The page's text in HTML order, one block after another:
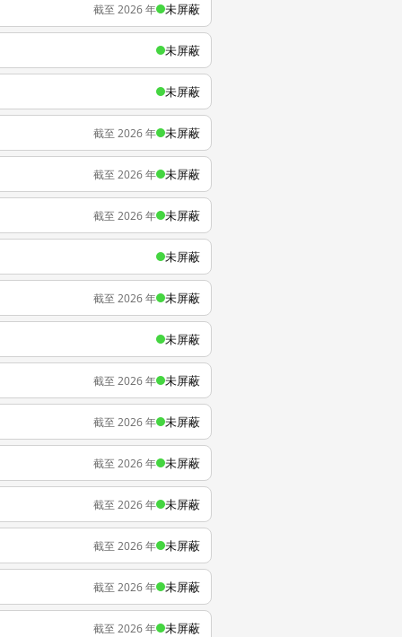
截至 2026 年 未屏蔽
未屏蔽
未屏蔽
截至 2026 年 未屏蔽
截至 2026 年 未屏蔽
截至 2026 年 未屏蔽
未屏蔽
截至 2026 年 未屏蔽
未屏蔽
截至 2026 年 未屏蔽
截至 2026 年 未屏蔽
截至 2026 年 未屏蔽
截至 2026 年 未屏蔽
截至 2026 年 未屏蔽
截至 2026 年 未屏蔽
截至 2026 年 未屏蔽